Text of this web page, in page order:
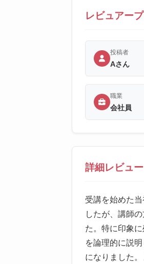
レビュアー
投稿者
Aさん
職業
会社員
詳細レビュー
受講を始めた
したが、講師
た。特に印象
を論理的に説
になりました